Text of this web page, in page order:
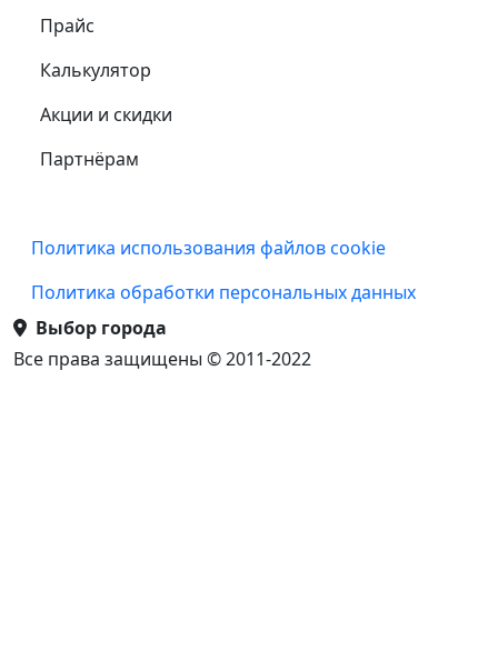
Прайс
Калькулятор
Акции и скидки
Партнёрам
Подвал
Политика использования файлов cookie
Политика обработки персональных данных
Выбор города
Все права защищены © 2011-2022